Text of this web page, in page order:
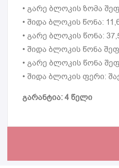
• გარე ბლოკის ზომა
• შიდა ბლოკის წონა:
• გარე ბლოკის წონა:
• შიდა ბლოკის წონა
• გარე ბლოკის წონა
• შიდა ბლოკის ფერი:
გარანტია: 4 წელი